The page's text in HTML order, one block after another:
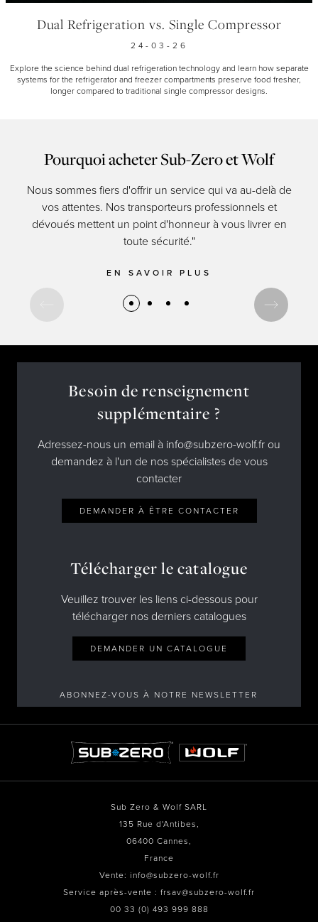
Dual Refrigeration vs. Single Compressor
24-03-26
Explore the science behind dual refrigeration technology and learn how separate
systems for the refrigerator and freezer compartments preserve food fresher,
longer compared to traditional single compressor designs.
Pourquoi acheter Sub-Zero et Wolf
Nous sommes fiers d'offrir un service qui va au-delà de
vos attentes. Nos transporteurs professionnels et
dévoués mettent un point d'honneur à vous livrer en
toute sécurité."
EN SAVOIR PLUS
Besoin de renseignement
supplémentaire ?
Adressez-nous un email à info@subzero-wolf.fr ou
demandez à l'un de nos spécialistes de vous
contacter
DEMANDER À ÊTRE CONTACTER
Télécharger le catalogue
Veuillez trouver les liens ci-dessous pour
télécharger nos derniers catalogues
DEMANDER UN CATALOGUE
ABONNEZ-VOUS À NOTRE NEWSLETTER
Sub Zero & Wolf SARL
135 Rue d'Antibes,
06400 Cannes,
France
Vente: info@subzero-wolf.fr
Service après-vente : frsav@subzero-wolf.fr
00 33 (0) 493 999 888